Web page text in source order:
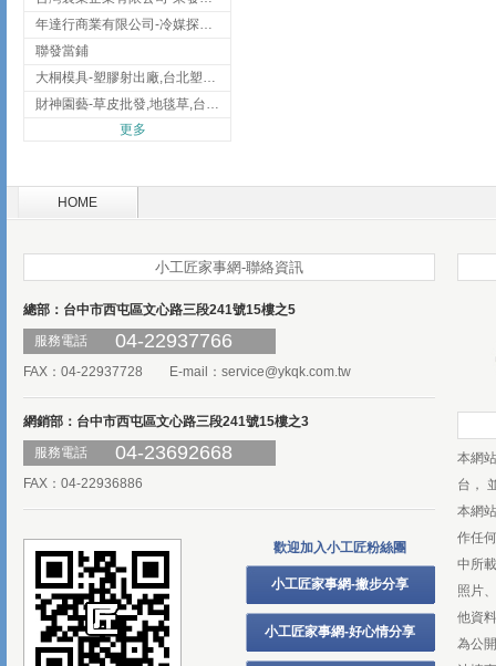
年達行商業有限公司-冷媒探漏儀,壓力錶組,真空泵浦,台北冷凍空調材料
聯發當鋪
大桐模具-塑膠射出廠,台北塑膠射出廠
財神園藝-草皮批發,地毯草,台北草,彰化地毯草,彰化台北草
更多
HOME
小工匠家事網-聯絡資訊
總部：台中市西屯區文心路三段241號15樓之5
服務電話
04-22937766
FAX：04-22937728 E-mail： service@ykqk.com.tw
網銷部：台中市西屯區文心路三段241號15樓之3
服務電話
04-23692668
FAX：04-22936886
歡迎加入小工匠粉絲團
小工匠家事網-撇步分享
小工匠家事網-好心情分享
本網
台，
本網
作任
中所
照片
他資
為公